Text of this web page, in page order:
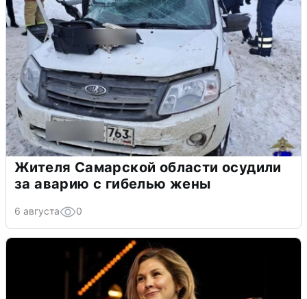
Жителя Самарской области осудили
за аварию с гибелью жены
6 августа 0